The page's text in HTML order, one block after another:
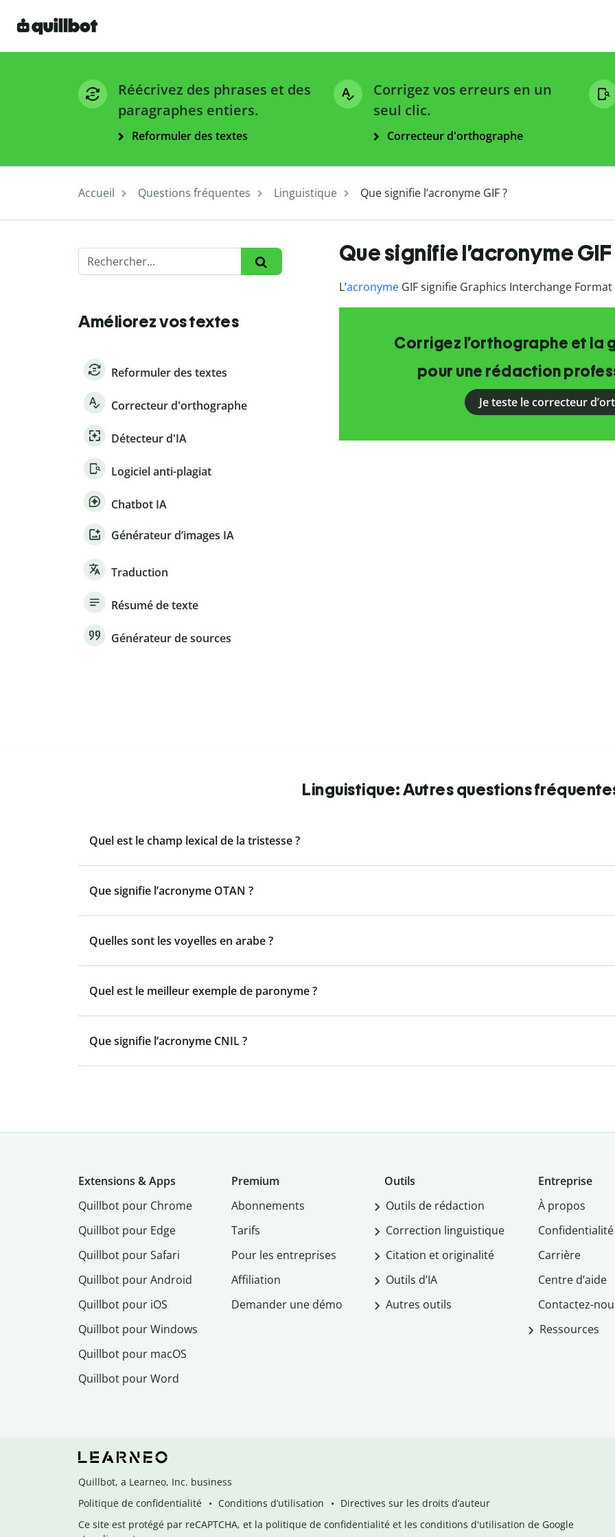
Réécrivez des phrases et des
paragraphes entiers.
Reformuler des textes
Corrigez vos erreurs en un
seul clic.
Correcteur d'orthographe
Accueil Questions fréquentes Linguistique Que signifie l’acronyme GIF ?
Améliorez vos textes
Reformuler des textes
Correcteur d'orthographe
Détecteur d'IA
Logiciel anti-plagiat
Chatbot IA
Générateur d’images IA
Traduction
Résumé de texte
Générateur de sources
Que signifie l’acronyme GIF
L’acronymeGIF signifie Graphics Interchange Format
Corrigez l’orthographe et la
pour une rédaction
Je teste le correcteur
Linguistique: Autres questions
Quel est le champ lexical de la tristesse ?
Que signifie l’acronyme OTAN ?
Quelles sont les voyelles en arabe ?
Quel est le meilleur exemple de paronyme ?
Que signifie l’acronyme CNIL ?
Extensions & Apps
Quillbot pour Chrome
Quillbot pour Edge
Quillbot pour Safari
Quillbot pour Android
Quillbot pour iOS
Quillbot pour Windows
Quillbot pour macOS
Quillbot pour Word
Premium
Abonnements
Tarifs
Pour les entreprises
Affiliation
Demander une démo
Outils
Outils de rédaction
Correction linguistique
Citation et originalité
Outils d’IA
Autres outils
Entreprise
À propos
Confidentialité
Carrière
Centre d’aide
Contactez-
Ressources
Quillbot, a Learneo, Inc. business
Politique de confidentialité
Conditions d’utilisation
Directives sur les droits d’auteur
Ce site est protégé par reCAPTCHA, et la politique de confidentialité et les conditions d'utilisation de Google